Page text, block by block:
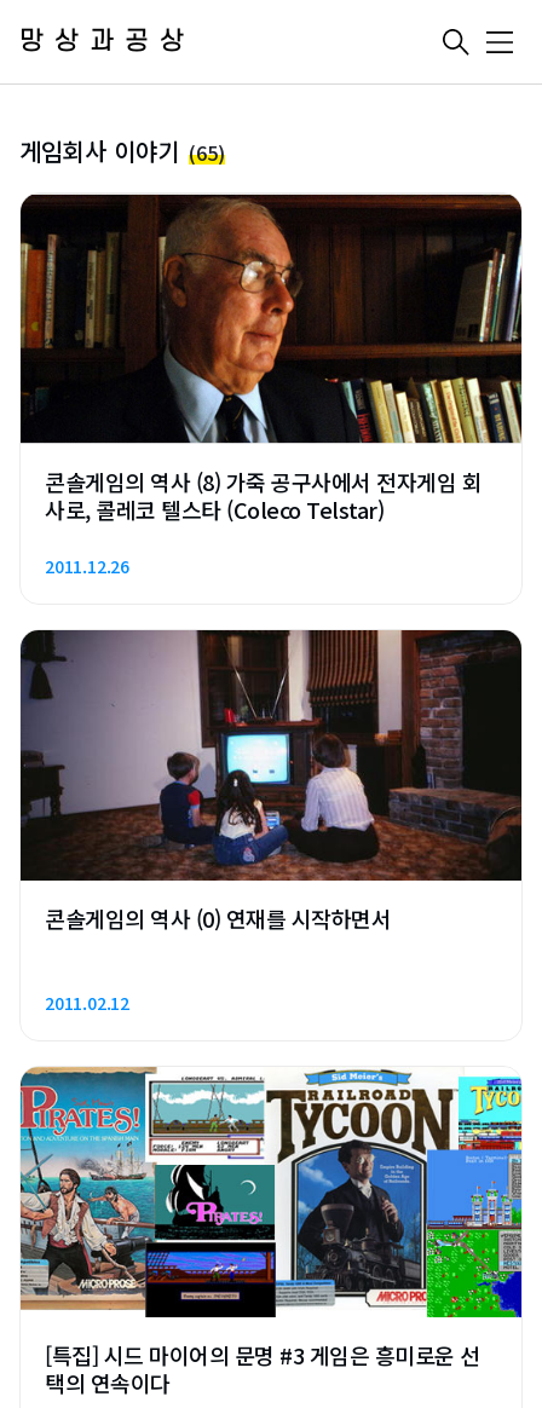
망상과공상 메
게임회사 이야기 (65)
콘솔게임의 역사 (8) 가죽 공구사에서 전자게임 회
사로, 콜레코 텔스타 (Coleco Telstar)
2011.12.26
콘솔게임의 역사 (0) 연재를 시작하면서
2011.02.12
[특집] 시드 마이어의 문명 #3 게임은 흥미로운 선
택의 연속이다